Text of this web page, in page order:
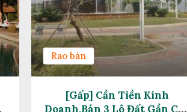
Rao bán
[Gấp] Cần Tiền Kinh
Doanh,bán 3 Lô Đất Gần Cầu